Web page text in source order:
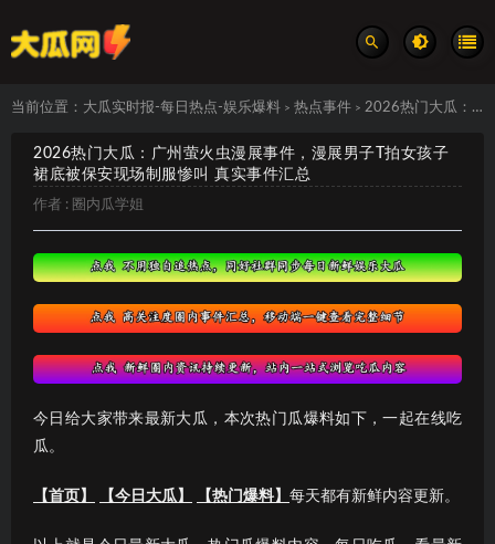
当前位置： 大瓜实时报-每日热点-娱乐爆料 > 热点事件 > 2026热门大瓜：广州萤火虫漫展事件，漫展男子T拍女孩子裙底被保安现场制服惨叫 真实事件汇总
2026热门大瓜：广州萤火虫漫展事件，漫展男子T拍女孩子
裙底被保安现场制服惨叫 真实事件汇总
作者 : 圈内瓜学姐
今日给大家带来最新大瓜，本次热门瓜爆料如下，一起在线吃
瓜。
【首页】 【今日大瓜】 【热门爆料】 每天都有新鲜内容更新。